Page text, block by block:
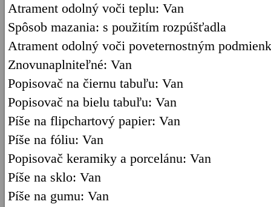
Atrament odolný voči teplu: Van
Spôsob mazania: s použitím rozpúšťadla
Atrament odolný voči poveternostným
Znovunaplniteľné: Van
Popisovač na čiernu tabuľu: Van
Popisovač na bielu tabuľu: Van
Píše na flipchartový papier: Van
Píše na fóliu: Van
Popisovač keramiky a porcelánu: Van
Píše na sklo: Van
Píše na gumu: Van